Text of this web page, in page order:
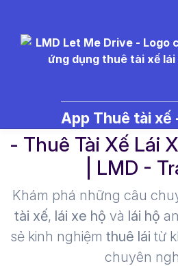
App Thuê tài xế
- Thuê Tài Xế Lái
| LMD -
Khám phá những câu
tài xế, lái xe hộ và lái hộ
sẻ kinh nghiệm thuê lái từ
chuyên